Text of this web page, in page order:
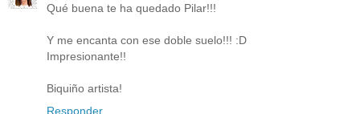
Qué buena te ha quedado Pilar!!!
Y me encanta con ese doble suelo!!! :D
Impresionante!!
Biquiño artista!
Responder